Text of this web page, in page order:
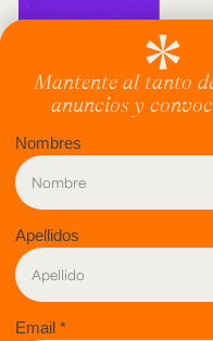
Encuentro
genealogías,
crean.18 AUG 2026.
evento